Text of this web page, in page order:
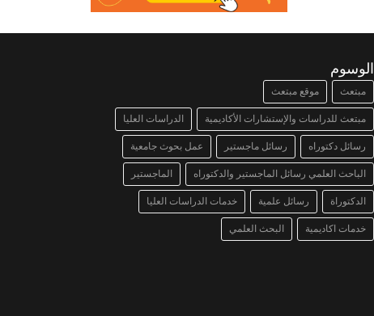
الوسوم
مبتعث موقع مبتعث
مبتعث للدراسات والإستشارات الأكاديمية الدراسات العليا
رسائل دكتوراه رسائل ماجستير عمل بحوث جامعية
الباحث العلمي رسائل الماجستير والدكتوراه الماجستير
الدكتوراة رسائل علمية خدمات الدراسات العليا
خدمات اكاديمية البحث العلمي